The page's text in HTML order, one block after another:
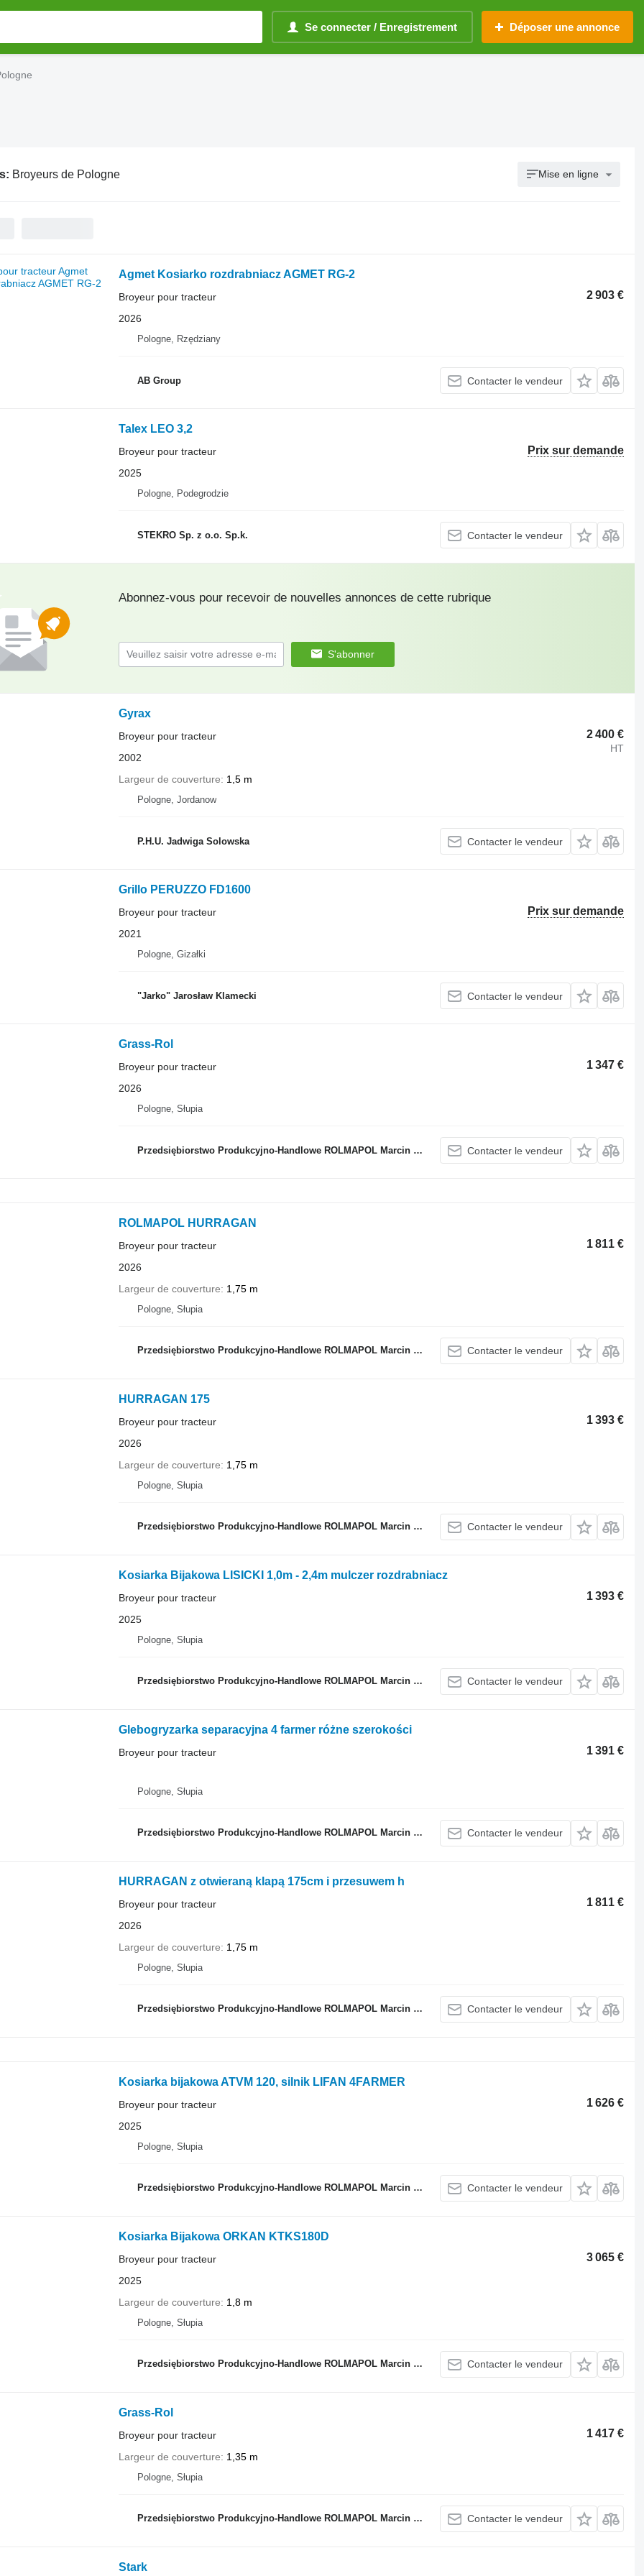
Se connecter / Enregistrement Déposer une annonce
Broyeurs de Pologne Mise en ligne
Agmet Kosiarko rozdrabniacz AGMET RG-2
2 903 €
Broyeur pour tracteur
2026
Pologne, Rzędziany
AB Group Contacter le vendeur
Talex LEO 3,2
Prix sur demande
Broyeur pour tracteur
2025
Pologne, Podegrodzie
STEKRO Sp. z o.o. Sp.k. Contacter le vendeur
Abonnez-vous pour recevoir de nouvelles annonces de cette rubrique
S'abonner
Gyrax
2 400 €
HT
Broyeur pour tracteur
2002
Largeur de couverture
1,5 m
Pologne, Jordanow
P.H.U. Jadwiga Solowska Contacter le vendeur
Grillo PERUZZO FD1600
Prix sur demande
Broyeur pour tracteur
2021
Pologne, Gizałki
"Jarko" Jarosław Klamecki Contacter le vendeur
Grass-Rol
1 347 €
Broyeur pour tracteur
2026
Pologne, Słupia
Przedsiębiorstwo Produkcyjno-Handlowe ROLMAPOL Marcin Dziekan Contacter le vendeur
ROLMAPOL HURRAGAN
1 811 €
Broyeur pour tracteur
2026
Largeur de couverture
1,75 m
Pologne, Słupia
Przedsiębiorstwo Produkcyjno-Handlowe ROLMAPOL Marcin Dziekan Contacter le vendeur
HURRAGAN 175
1 393 €
Broyeur pour tracteur
2026
Largeur de couverture
1,75 m
Pologne, Słupia
Przedsiębiorstwo Produkcyjno-Handlowe ROLMAPOL Marcin Dziekan Contacter le vendeur
Kosiarka Bijakowa LISICKI 1,0m - 2,4m mulczer rozdrabniacz
1 393 €
Broyeur pour tracteur
2025
Pologne, Słupia
Przedsiębiorstwo Produkcyjno-Handlowe ROLMAPOL Marcin Dziekan Contacter le vendeur
Glebogryzarka separacyjna 4 farmer różne szerokości
1 391 €
Broyeur pour tracteur
Pologne, Słupia
Przedsiębiorstwo Produkcyjno-Handlowe ROLMAPOL Marcin Dziekan Contacter le vendeur
HURRAGAN z otwieraną klapą 175cm i przesuwem h
1 811 €
Broyeur pour tracteur
2026
Largeur de couverture
1,75 m
Pologne, Słupia
Przedsiębiorstwo Produkcyjno-Handlowe ROLMAPOL Marcin Dziekan Contacter le vendeur
Kosiarka bijakowa ATVM 120, silnik LIFAN 4FARMER
1 626 €
Broyeur pour tracteur
2025
Pologne, Słupia
Przedsiębiorstwo Produkcyjno-Handlowe ROLMAPOL Marcin Dziekan Contacter le vendeur
Kosiarka Bijakowa ORKAN KTKS180D
3 065 €
Broyeur pour tracteur
2025
Largeur de couverture
1,8 m
Pologne, Słupia
Przedsiębiorstwo Produkcyjno-Handlowe ROLMAPOL Marcin Dziekan Contacter le vendeur
Grass-Rol
1 417 €
Broyeur pour tracteur
Largeur de couverture
1,35 m
Pologne, Słupia
Przedsiębiorstwo Produkcyjno-Handlowe ROLMAPOL Marcin Dziekan Contacter le vendeur
Stark